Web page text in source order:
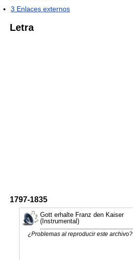
3 Enlaces externos
Letra
1797-1835
Gott erhalte Franz den Kaiser
(Instrumental)
¿Problemas al reproducir este archivo?